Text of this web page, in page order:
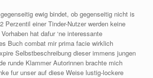
ewig bindet, ob gegenseitig nicht is
Perzentil einer Tinder-Nutzer werden keine
hat dafur ‘ne interessante
Buch combat mir prima facie wirklich
Selbstbeschreibung dieser immens jungen
runde Klammer Autorinnen brachte mich
fur unser auf diese Weise lustig-lockere